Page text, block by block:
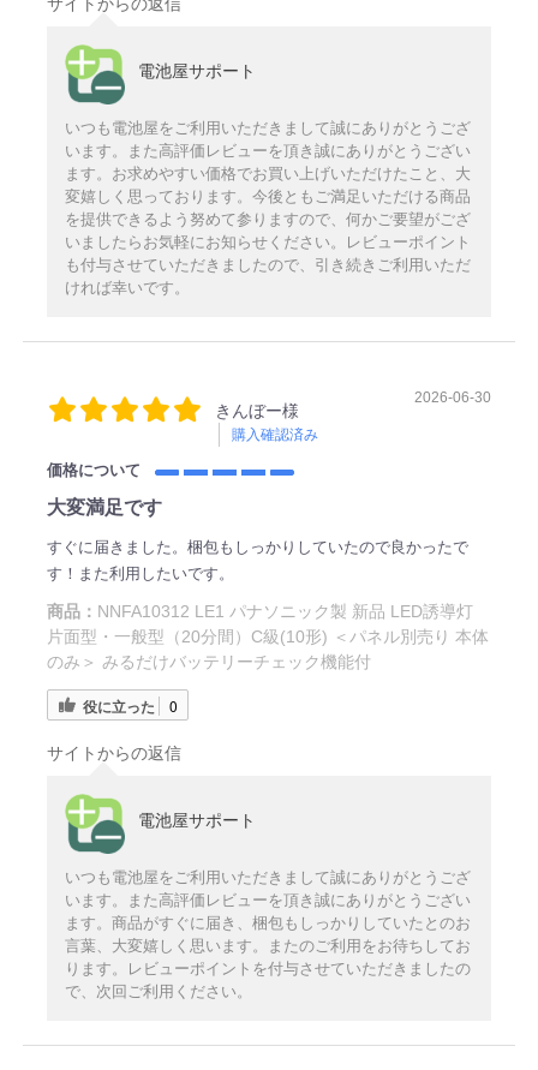
電池屋サポート
いつも電池屋をご利用いただきまして誠にありがとうござ
います。また高評価レビューを頂き誠にありがとうござい
ます。お求めやすい価格でお買い上げいただけたこと、大
変嬉しく思っております。今後ともご満足いただける商品
を提供できるよう努めて参りますので、何かご要望がござ
いましたらお気軽にお知らせください。レビューポイント
も付与させていただきましたので、引き続きご利用いただ
ければ幸いです。
きんぼー様
購入確認済み
2026-06-30
価格について
大変満足です
すぐに届きました。梱包もしっかりしていたので良かったで
す！また利用したいです。
商品： NNFA10312 LE1 パナソニック製 新品 LED誘導灯
片面型・一般型（20分間）C級(10形) ＜パネル別売り 本体
のみ＞ みるだけバッテリーチェック機能付
役に立った 0
サイトからの返信
電池屋サポート
いつも電池屋をご利用いただきまして誠にありがとうござ
います。また高評価レビューを頂き誠にありがとうござい
ます。商品がすぐに届き、梱包もしっかりしていたとのお
言葉、大変嬉しく思います。またのご利用をお待ちしてお
ります。レビューポイントを付与させていただきましたの
で、次回ご利用ください。